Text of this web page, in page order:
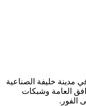
مدينة خليفة الصناعية
العامة وشبكات